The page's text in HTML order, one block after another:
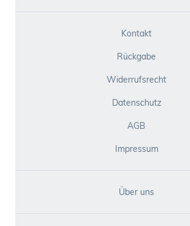
Kontakt
Rückgabe
Widerrufsrecht
Datenschutz
AGB
Impressum
Über uns